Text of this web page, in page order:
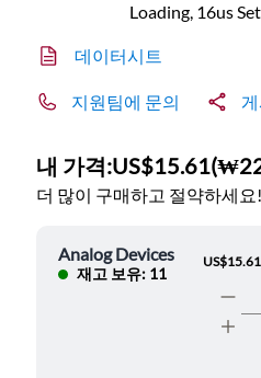
Loading, 16us
데이터시트
지원팀에 문의
내 가격:US$15.61(
더 많이 구매하고 절약하세
Analog Devices
재고 보유: 11
US$15.61